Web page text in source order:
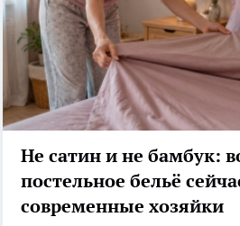
Не сатин и не бамбук:
постельное бельё
современные хозяйки